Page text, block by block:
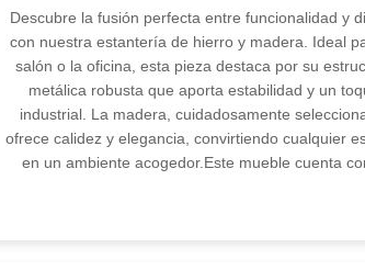
Descubre la fusión perfecta entre funcionalidad y
con nuestra estantería de hierro y madera. Ideal
salón o la oficina, esta pieza destaca por su
metálica robusta que aporta estabilidad y un
industrial. La madera, cuidadosamente
ofrece calidez y elegancia, convirtiendo cualquier
en un ambiente acogedor.Este mueble cuenta